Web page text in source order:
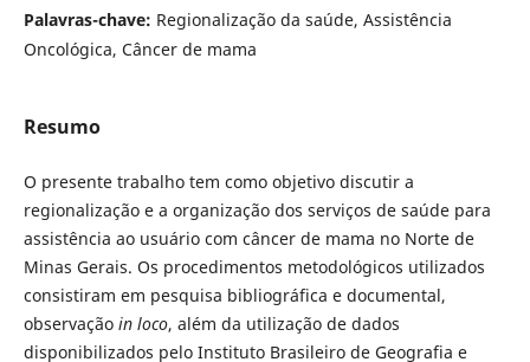
Palavras-chave: Regionalização da saúde, Assistência
Oncológica, Câncer de mama
Resumo
O presente trabalho tem como objetivo discutir a
regionalização e a organização dos serviços de saúde para
assistência ao usuário com câncer de mama no Norte de
Minas Gerais. Os procedimentos metodológicos utilizados
consistiram em pesquisa bibliográfica e documental,
observação in loco, além da utilização de dados
disponibilizados pelo Instituto Brasileiro de Geografia e